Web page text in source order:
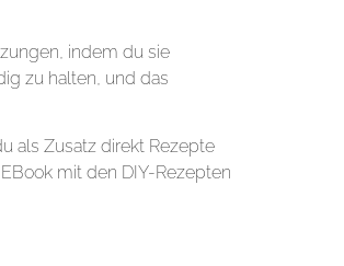
indem du sie
zu halten, und das
als Zusatz direkt Rezepte
mit den DIY-Rezepten